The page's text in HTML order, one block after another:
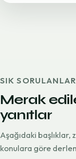
SIK SORULANLAR
Merak
yanıtlar
Aşağıdaki
konulara göre